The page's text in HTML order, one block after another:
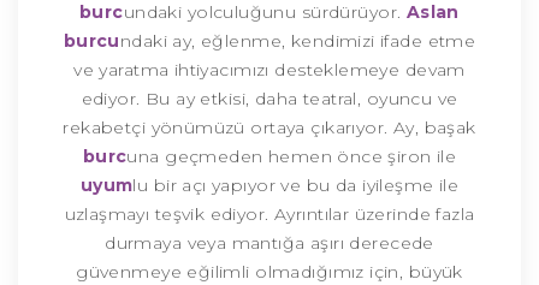
burcundaki yolculuğunu sürdürüyor. Aslan
burcundaki ay, eğlenme, kendimizi ifade etme
ve yaratma ihtiyacımızı desteklemeye devam
ediyor. Bu ay etkisi, daha teatral, oyuncu ve
rekabetçi yönümüzü ortaya çıkarıyor. Ay, başak
burcuna geçmeden hemen önce şiron ile
uyumlu bir açı yapıyor ve bu da iyileşme ile
uzlaşmayı teşvik ediyor. Ayrıntılar üzerinde fazla
durmaya veya mantığa aşırı derecede
güvenmeye eğilimli olmadığımız için, büyük